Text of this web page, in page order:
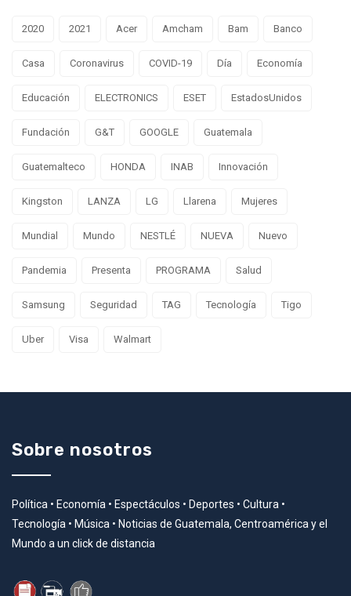
2020 2021 Acer Amcham Bam Banco
Casa Coronavirus COVID-19 Día Economía
Educación ELECTRONICS ESET EstadosUnidos
Fundación G&T GOOGLE Guatemala
Guatemalteco HONDA INAB Innovación
Kingston LANZA LG Llarena Mujeres
Mundial Mundo NESTLÉ NUEVA Nuevo
Pandemia Presenta PROGRAMA Salud
Samsung Seguridad TAG Tecnología Tigo
Uber Visa Walmart
Sobre nosotros
Política • Economía • Espectáculos • Deportes • Cultura •
Tecnología • Música • Noticias de Guatemala, Centroamérica y el
Mundo a un click de distancia